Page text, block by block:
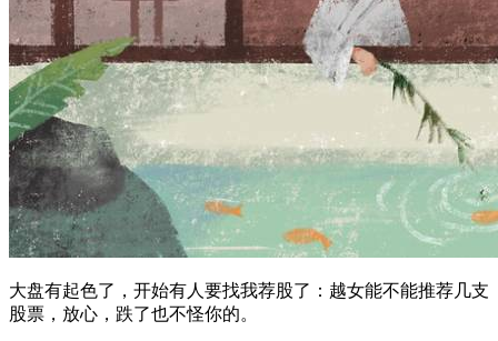
大盘有起色了，开始有人要找我荐股了：越女能不能推荐几支
股票，放心，跌了也不怪你的。